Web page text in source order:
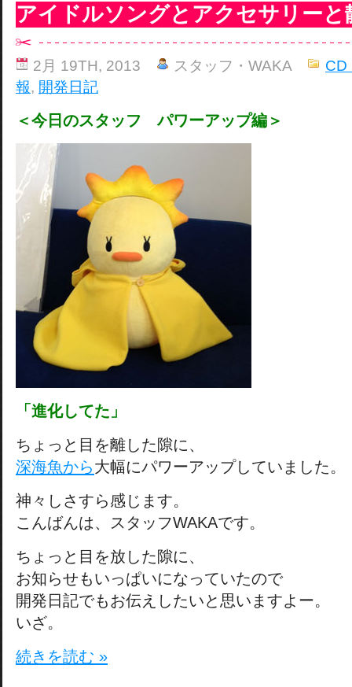
アイドルソングとアクセサリーと
2月 19TH, 2013 スタッフ・WAKA
CD
報, 開発日記
＜今日のスタッフ パワーアップ編＞
「進化してた」
ちょっと目を離した隙に、
深海魚から大幅にパワーアップしていました。
神々しさすら感じます。
こんばんは、スタッフWAKAです。
ちょっと目を放した隙に、
お知らせもいっぱいになっていたので
開発日記でもお伝えしたいと思いますよー。
いざ。
続きを読む »